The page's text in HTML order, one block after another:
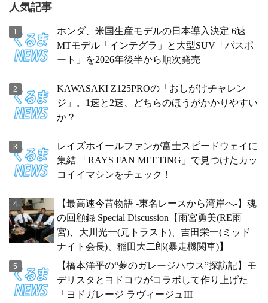
人気記事
ホンダ、米国生産モデルの日本導入決定 6速
MTモデル「インテグラ」と大型SUV「パスポ
ート」を2026年後半から順次発売
KAWASAKI Z125PROの「おしがけチャレン
ジ」。1速と2速、どちらのほうがかかりやすい
か？
レイズホイールファンが富士スピードウェイに
集結 「RAYS FAN MEETING」で見つけたカッ
コイイマシンをチェック！
【最高速今昔物語 -東名レースから湾岸へ-】魂
の回顧録 Special Discussion【雨宮勇美(RE雨
宮)、大川光一(元トラスト)、吉田栄一(ミッド
ナイト会長)、稲田大二郎(暴走機関車)】
【橋本洋平の“夢のガレージハウス”探訪記】モ
デリスタとヨドコウがコラボして作り上げた
「ヨドガレージ ラヴィージュIII